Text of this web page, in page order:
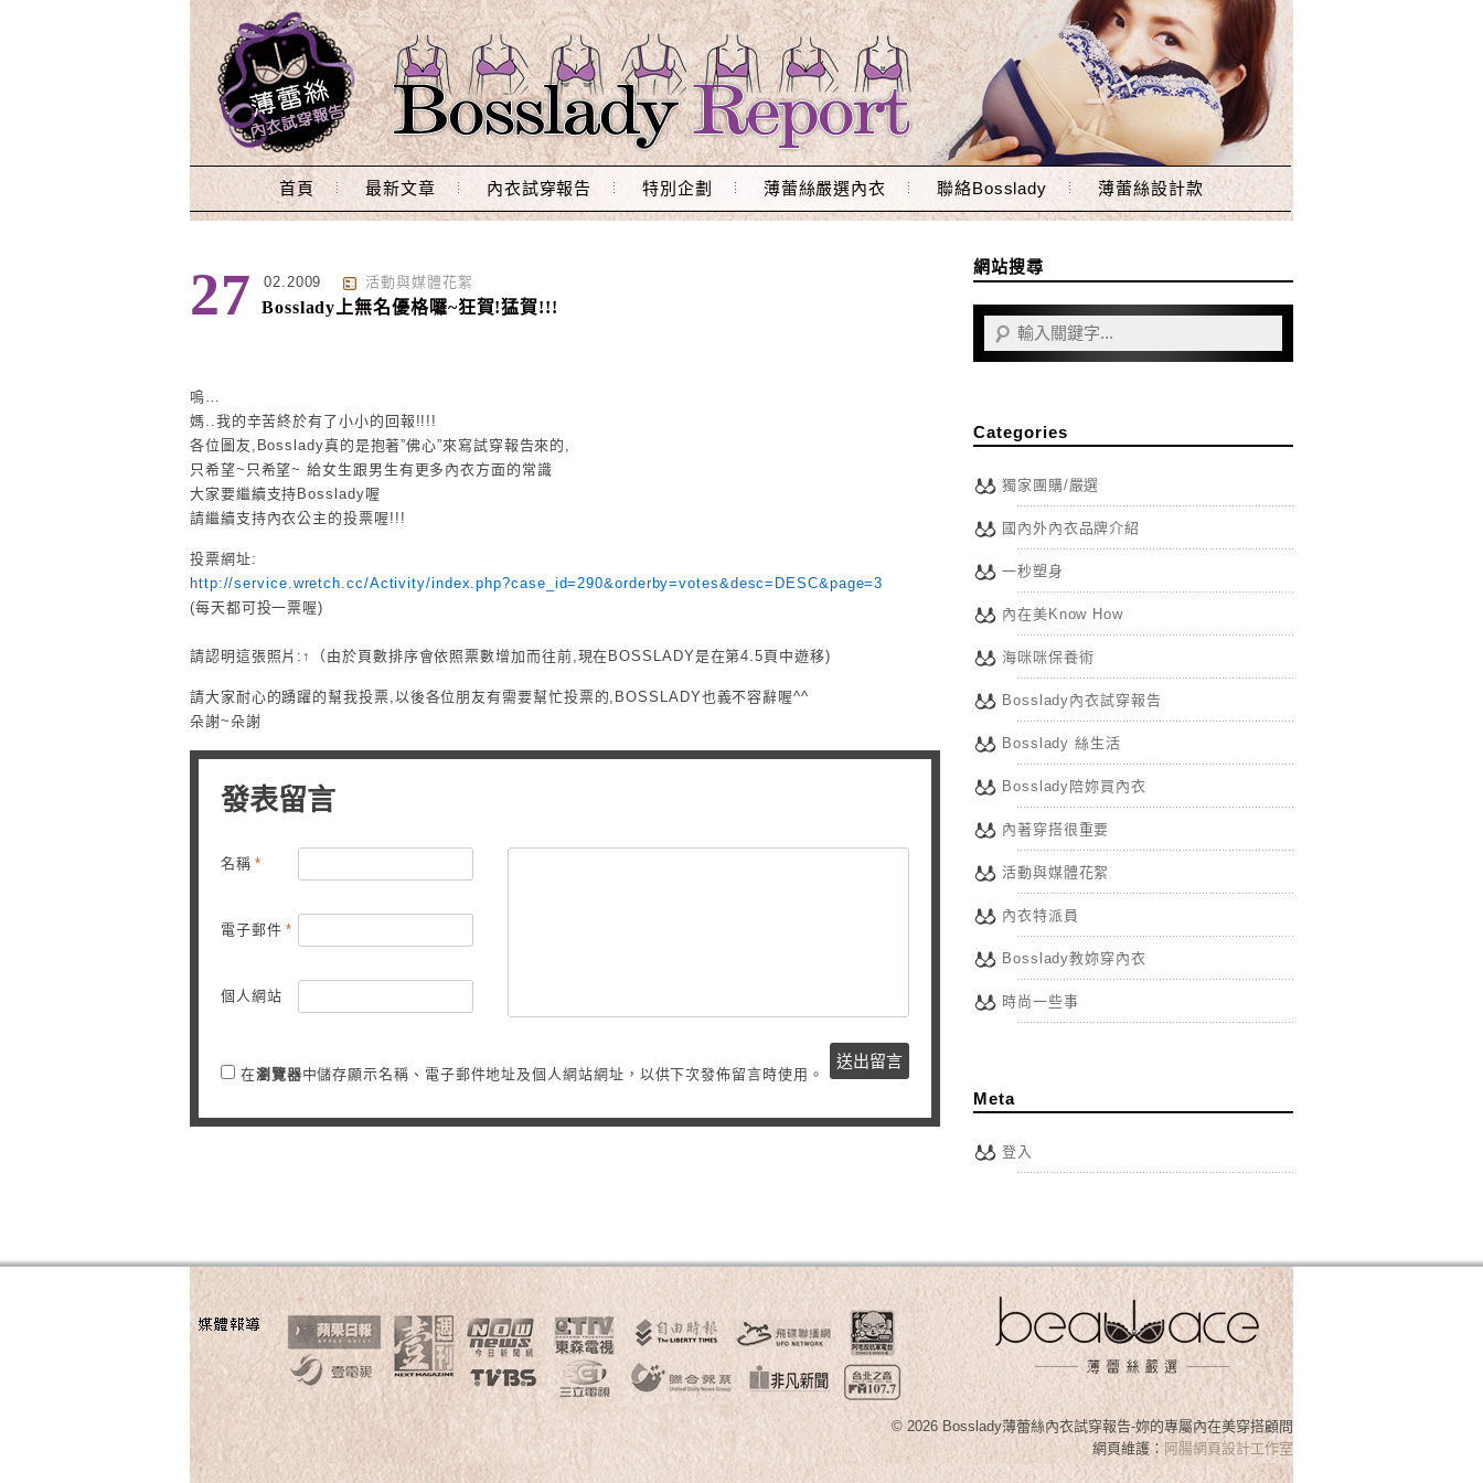
Main Menu
首頁 最新文章 內衣試穿報告 特別企劃 薄蕾絲嚴選內衣 聯絡Bosslady 薄蕾絲設計款
27 02.2009 活動與媒體花絮
Bosslady上無名優格囉~狂賀!猛賀!!!
嗚…
媽..我的辛苦終於有了小小的回報!!!!
各位圖友,Bosslady真的是抱著”佛心”來寫試穿報告來的,
只希望~只希望~ 給女生跟男生有更多內衣方面的常識
大家要繼續支持Bosslady喔
請繼續支持內衣公主的投票喔!!!
投票網址:
http://service.wretch.cc/Activity/index.php?case_id=290&orderby=votes&desc=DESC&page=3
(每天都可投一票喔)
請認明這張照片:↑（由於頁數排序會依照票數增加而往前,現在BOSSLADY是在第4.5頁中遊移)
請大家耐心的踴躍的幫我投票,以後各位朋友有需要幫忙投票的,BOSSLADY也義不容辭喔^^
朵謝~朵謝
發表留言
名稱 *
電子郵件 *
個人網站
在瀏覽器中儲存顯示名稱、電子郵件地址及個人網站網址，以供下次發佈留言時使用。
網站搜尋
Categories
獨家團購/嚴選
國內外內衣品牌介紹
一秒塑身
內在美Know How
海咪咪保養術
Bosslady內衣試穿報告
Bosslady 絲生活
Bosslady陪妳買內衣
內著穿搭很重要
活動與媒體花絮
內衣特派員
Bosslady教妳穿內衣
時尚一些事
Meta
登入
© 2026 Bosslady薄蕾絲內衣試穿報告-妳的專屬內在美穿搭顧問
網頁維護： 阿腸網頁設計工作室